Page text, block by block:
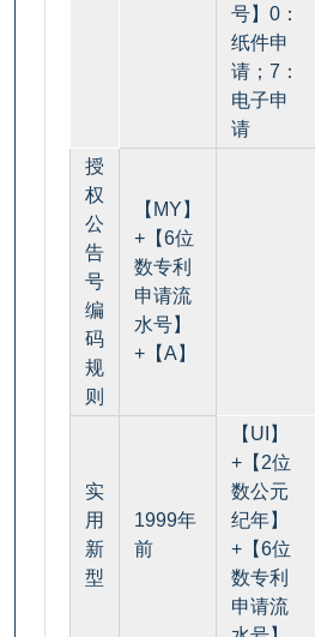
号】0：
纸件申
请；7：
电子申
请
授
权
公
告
号
编
码
规
则
【MY】
+【6位
数专利
申请流
水号】
+【A】
实
用
新
型
1999年
前
【UI】
+【2位
数公元
纪年】
+【6位
数专利
申请流